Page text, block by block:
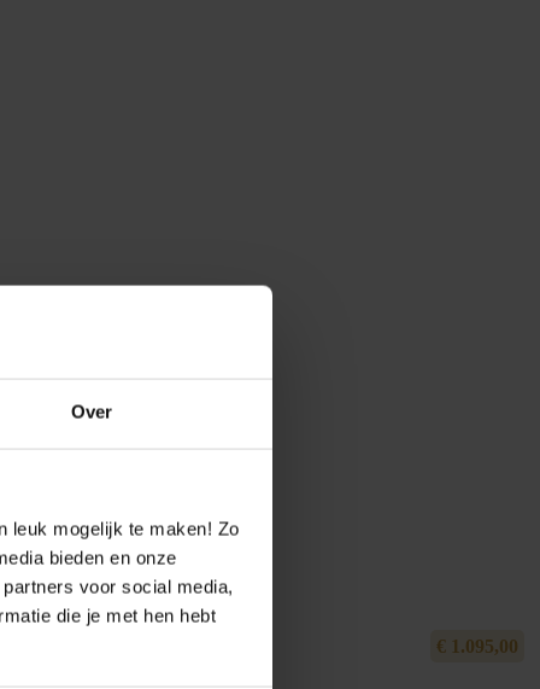
Over
leuk mogelijk te maken! Zo
bieden en onze
voor social media,
die je met hen hebt
€ 1.095,00